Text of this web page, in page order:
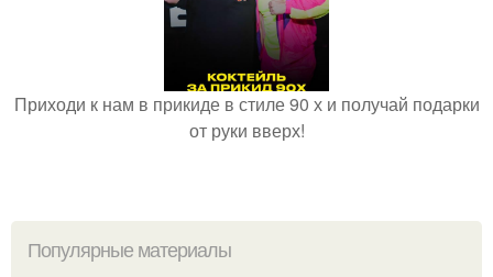
Приходи к нам в прикиде в стиле 90 х и получай подарки
от руки вверх!
Популярные материалы